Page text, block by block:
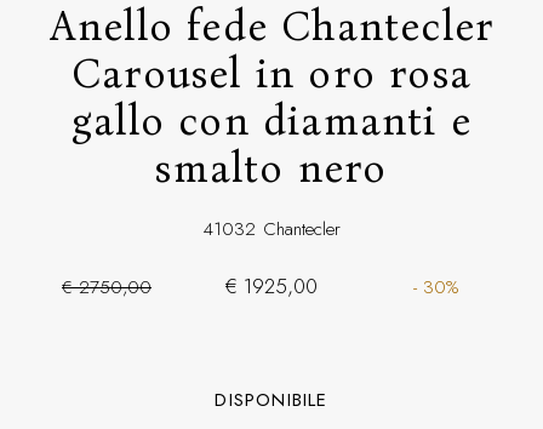
Anello fede Chantecler
Carousel in oro rosa
gallo con diamanti e
smalto nero
41032 Chantecler
€ 2750,00 € 1925,00 - 30%
DISPONIBILE